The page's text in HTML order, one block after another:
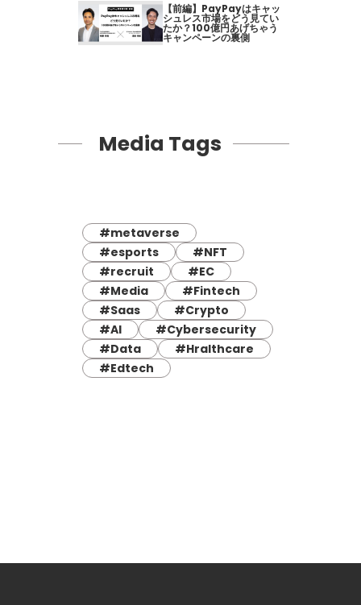
【前編】PayPayはキャッ
シュレス市場をどう見てい
たか？100億円あげちゃう
キャンペーンの裏側
Media Tags
#metaverse
#esports
#NFT
#recruit
#EC
#Media
#Fintech
#Saas
#Crypto
#AI
#Cybersecurity
#Data
#Hralthcare
#Edtech